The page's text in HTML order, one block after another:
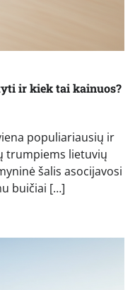
ir kiek tai kainuos?
populiariausių ir
trumpiems lietuvių
šalis asocijavosi
buičiai […]